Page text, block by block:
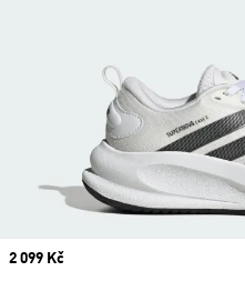
Price
2 099 Kč